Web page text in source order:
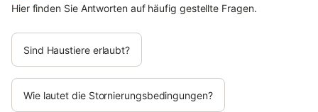
Hier finden Sie Antworten auf häufig gestellte Fragen.
Sind Haustiere erlaubt?
Wie lautet die Stornierungsbedingungen?